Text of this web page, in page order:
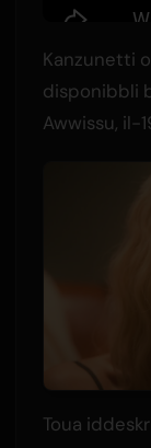
Kanzunetti
disponibbli
Awwissu, il-
Toua